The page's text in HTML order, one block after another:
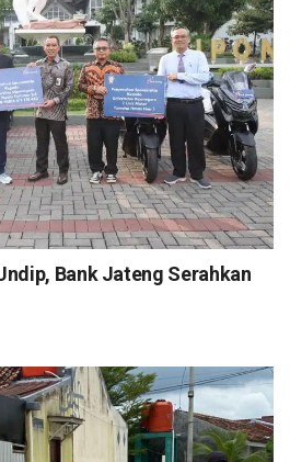
Bank Jateng Serahkan